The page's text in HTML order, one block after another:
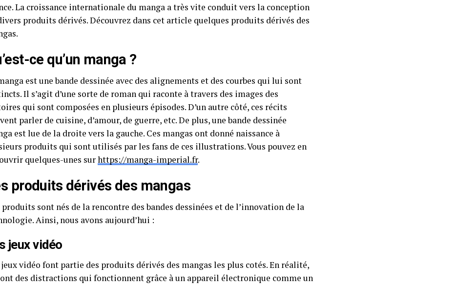
La croissance internationale du manga a très vite conduit vers la conception
produits dérivés. Découvrez dans cet article quelques produits dérivés des
ce qu’un manga ?
est une bande dessinée avec des alignements et des courbes qui lui sont
Il s’agit d’une sorte de roman qui raconte à travers des images des
qui sont composées en plusieurs épisodes. D’un autre côté, ces récits
parler de cuisine, d’amour, de guerre, etc. De plus, une bande dessinée
est lue de la droite vers la gauche. Ces mangas ont donné naissance à
produits qui sont utilisés par les fans de ces illustrations. Vous pouvez en
quelques-unes surhttps://manga-imperial.fr.
produits dérivés des mangas
produits sont nés de la rencontre des bandes dessinées et de l’innovation de la
Ainsi, nous avons aujourd’hui :
jeux vidéo
vidéo font partie des produits dérivés des mangas les plus cotés. En réalité,
des distractions qui fonctionnent grâce à un appareil électronique comme un